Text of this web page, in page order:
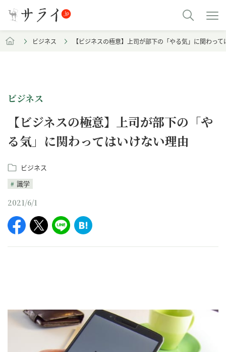
ビジネス 【ビジネスの極意】上司が部下の「やる気」に関わっ
ビジネス
【ビジネスの極意】上司が部下の「や
る気」に関わってはいけない理由
ビジネス
識学
2021/6/1